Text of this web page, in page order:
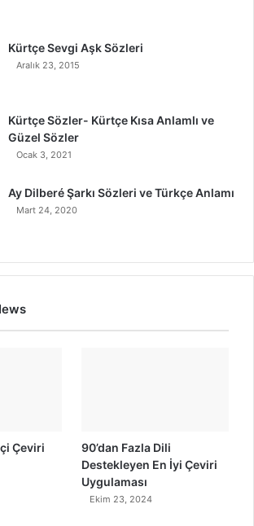
Kürtçe Sevgi Aşk Sözleri
Aralık 23, 2015
Kürtçe Sözler- Kürtçe Kısa Anlamlı ve
Güzel Sözler
Ocak 3, 2021
Ay Dilberé Şarkı Sözleri ve Türkçe Anlamı
Mart 24, 2020
Çeviri
90’dan Fazla Dili
Destekleyen En İyi Çeviri
Uygulaması
Ekim 23, 2024